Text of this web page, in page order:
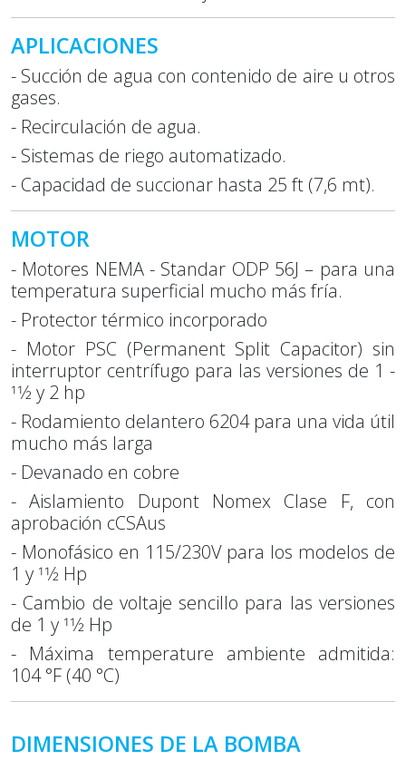
APLICACIONES
- Succión de agua con contenido de aire u otros
gases.
- Recirculación de agua.
- Sistemas de riego automatizado.
- Capacidad de succionar hasta 25 ft (7,6 mt).
MOTOR
- Motores NEMA - Standar ODP 56J – para una
temperatura superficial mucho más fría.
- Protector térmico incorporado
- Motor PSC (Permanent Split Capacitor) sin
interruptor centrífugo para las versiones de 1 -
11⁄2 y 2 hp
- Rodamiento delantero 6204 para una vida útil
mucho más larga
- Devanado en cobre
- Aislamiento Dupont Nomex Clase F, con
aprobación cCSAus
- Monofásico en 115/230V para los modelos de
1 y 11⁄2 Hp
- Cambio de voltaje sencillo para las versiones
de 1 y 11⁄2 Hp
- Máxima temperature ambiente admitida:
104 °F (40 °C)
DIMENSIONES DE LA BOMBA